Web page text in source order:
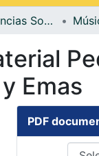
Facultad de Ciencias Sociales, Artes y Humanidades
Emas
PDF